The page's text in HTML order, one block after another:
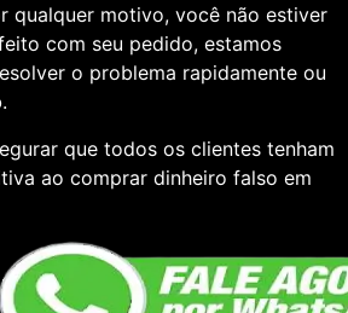
qualquer motivo, você não estiver
com seu pedido, estamos
o problema rapidamente ou
.
que todos os clientes tenham
ao comprar dinheiro falso em